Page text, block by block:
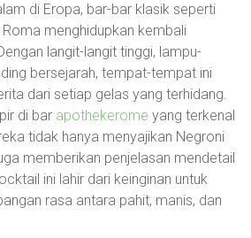
di Eropa, bar-bar klasik seperti
menghidupkan kembali
langit-langit tinggi, lampu-
bersejarah, tempat-tempat ini
dari setiap gelas yang terhidang.
di bar apothekerome yang terkenal
tidak hanya menyajikan Negroni
memberikan penjelasan mendetail
ini lahir dari keinginan untuk
rasa antara pahit, manis, dan